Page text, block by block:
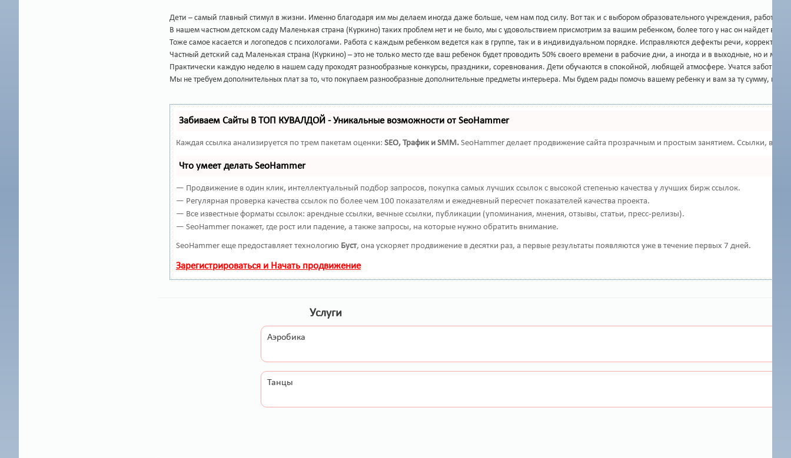
Дети – самый главный стимул в жизни. Именно благодаря им мы делаем иногда даже больше, чем нам под силу. Вот так и с выбором образовательного учреждения,
В нашем частном детском саду Маленькая страна (Куркино) таких проблем нет и не было, мы с удовольствием присмотрим за вашим ребенком, более того у нас он найдет
Тоже самое касается и логопедов с психологами. Работа с каждым ребенком ведется как в группе, так и в индивидуальном порядке. Исправляются дефекты речи,
Частный детский сад Маленькая страна (Куркино) – это не только место где ваш ребенок будет проводить 50% своего времени в рабочие дни, а иногда и в выходные, но
Практически каждую неделю в нашем саду проходят разнообразные конкурсы, праздники, соревнования. Дети обучаются в спокойной, любящей атмосфере. Учатся
Мы не требуем дополнительных плат за то, что покупаем разнообразные дополнительные предметы интерьера. Мы будем рады помочь вашему ребенку и вам за ту сумму,
Забиваем Сайты В ТОП КУВАЛДОЙ - Уникальные возможности от SeoHammer
Каждая ссылка анализируется по трем пакетам оценки: SEO, Трафик и SMM. SeoHammer делает продвижение сайта прозрачным и простым занятием. Ссылки,
Что умеет делать SeoHammer
— Продвижение в один клик, интеллектуальный подбор запросов, покупка самых лучших ссылок с высокой степенью качества у лучших бирж ссылок.
— Регулярная проверка качества ссылок по более чем 100 показателям и ежедневный пересчет показателей качества проекта.
— Все известные форматы ссылок: арендные ссылки, вечные ссылки, публикации (упоминания, мнения, отзывы, статьи, пресс-релизы).
— SeoHammer покажет, где рост или падение, а также запросы, на которые нужно обратить внимание.
SeoHammer еще предоставляет технологию Буст, она ускоряет продвижение в десятки раз, а первые результаты появляются уже в течение первых 7 дней.
Зарегистрироваться и Начать продвижение
Услуги
Аэробика
Танцы